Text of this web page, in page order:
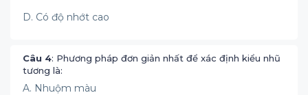
D. Có độ nhớt cao
Câu 4: Phương pháp đơn giản nhất để xác định kiểu nhũ
tương là:
A. Nhuộm màu